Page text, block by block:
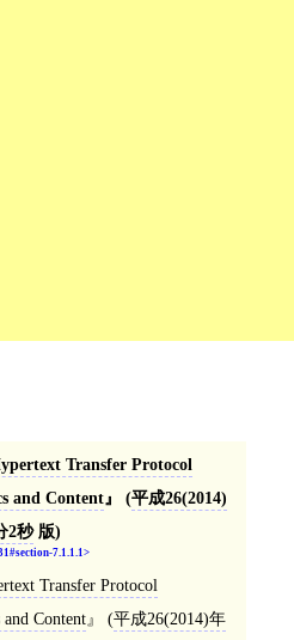
Transfer Protocol
and Content
(平成26(2014)
2秒版)
7.1.1.1
Transfer Protocol
Content
(平成26(2014)年